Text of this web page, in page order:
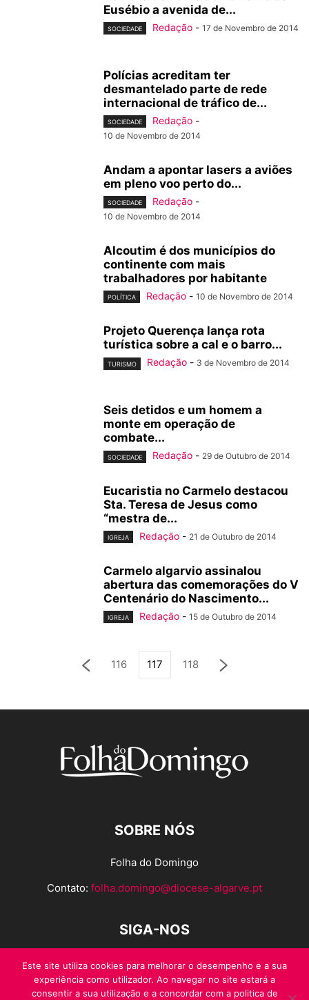
Eusébio a avenida de...
SOCIEDADE Redação - 17 de Novembro de 2014
Polícias acreditam ter
desmantelado parte de rede
internacional de tráfico de...
SOCIEDADE Redação -
10 de Novembro de 2014
Andam a apontar lasers a aviões
em pleno voo perto do...
SOCIEDADE Redação -
10 de Novembro de 2014
Alcoutim é dos municípios do
continente com mais
trabalhadores por habitante
POLÍTICA Redação - 10 de Novembro de 2014
Projeto Querença lança rota
turística sobre a cal e o barro...
TURISMO Redação - 3 de Novembro de 2014
Seis detidos e um homem a
monte em operação de
combate...
SOCIEDADE Redação - 29 de Outubro de 2014
Eucaristia no Carmelo destacou
Sta. Teresa de Jesus como
“mestra de...
IGREJA Redação - 21 de Outubro de 2014
Carmelo algarvio assinalou
abertura das comemorações do V
Centenário do Nascimento...
IGREJA Redação - 15 de Outubro de 2014
116 117 118
SOBRE NÓS
Folha do Domingo
Contato: folha.domingo@diocese-algarve.pt
SIGA-NOS
Este site utiliza cookies para melhorar o desempenho e a sua
experiência como utilizador. Ao navegar no site estará a
consentir a sua utilização e a concordar com a politica de